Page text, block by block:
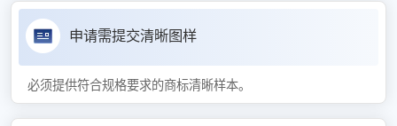
申请需提交清晰图样
必须提供符合规格要求的商标清晰样本。